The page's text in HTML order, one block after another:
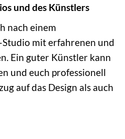
und des Künstlers
nach einem
mit erfahrenen und
Ein guter Künstler kann
und euch professionell
auf das Design als auch